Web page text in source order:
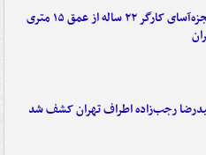
نجات معجزه‌آسای کارگر ۲۲ ساله از عمق ۱۵ متری
رجب‌زاده اطراف تهران کشف شد